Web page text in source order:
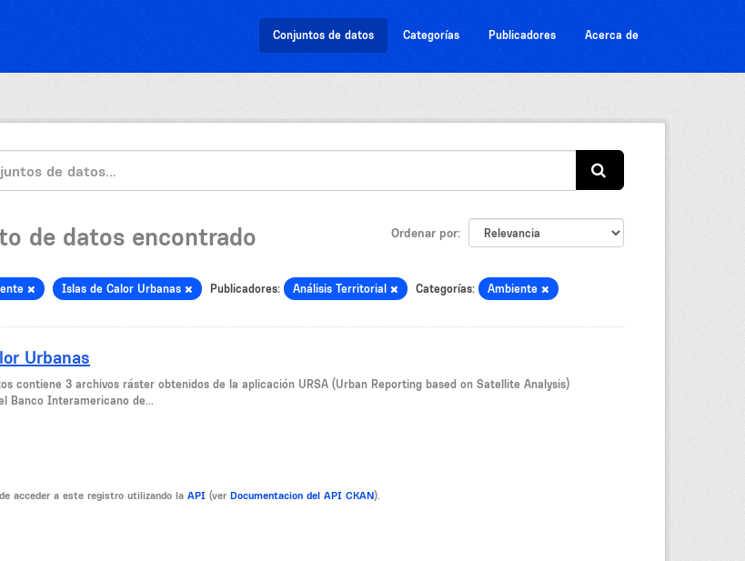
Conjuntos de datos Categorías Publicadores Acerca de
Ordenar por
de datos encontrado
Islas de Calor Urbanas Publicadores: Análisis Territorial Categorías: Ambiente
Urbanas
contiene 3 archivos ráster obtenidos de la aplicación URSA (Urban Reporting based on Satellite Analysis)
Banco Interamericano de...
acceder a este registro utilizando la API (ver Documentacion del API CKAN).